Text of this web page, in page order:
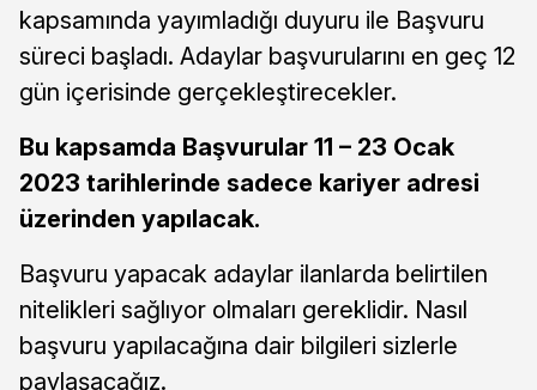
kapsamında yayımladığı duyuru ile Başvuru
süreci başladı. Adaylar başvurularını en geç 12
gün içerisinde gerçekleştirecekler.
Bu kapsamda Başvurular 11 – 23 Ocak
2023 tarihlerinde sadece kariyer adresi
üzerinden yapılacak.
Başvuru yapacak adaylar ilanlarda belirtilen
nitelikleri sağlıyor olmaları gereklidir. Nasıl
başvuru yapılacağına dair bilgileri sizlerle
paylaşacağız.